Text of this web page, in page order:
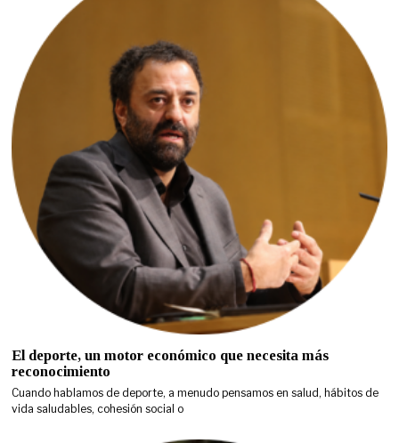
El deporte, un motor económico que necesita más
reconocimiento
Cuando hablamos de deporte, a menudo pensamos en salud, hábitos de
vida saludables, cohesión social o